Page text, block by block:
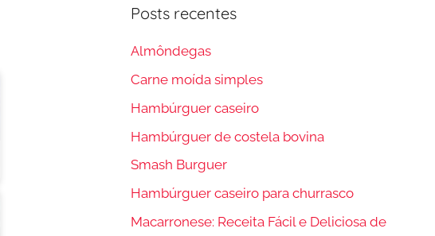
Posts recentes
Almôndegas
Carne moída simples
Hambúrguer caseiro
Hambúrguer de costela bovina
Smash Burguer
Hambúrguer caseiro para churrasco
Macarronese: Receita Fácil e Deliciosa de